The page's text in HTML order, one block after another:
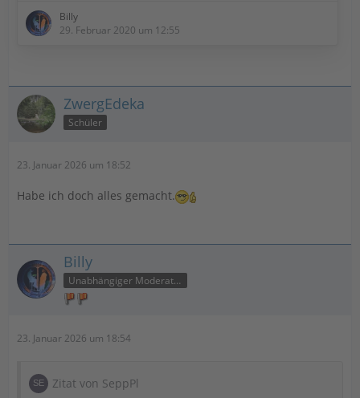
Billy
29. Februar 2020 um 12:55
ZwergEdeka
Schüler
23. Januar 2026 um 18:52
Habe ich doch alles gemacht.
Billy
Unabhängiger Moderator
23. Januar 2026 um 18:54
Zitat von SeppPl